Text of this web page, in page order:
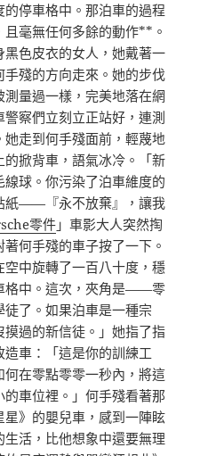
停車格中。那泊車的過程
毫無任何多餘的動作**。
色皮衣的女人，她戴著一
殘的方向走來。她的步伐
量過一樣，完美地落在網
察們立刻立正站好，連測
走到何手殘面前，輕蔑地
掀背車，語氣冰冷。「新
球。你污染了泊車維度的
紙——『永不放棄』，讓我
零件 」車影大人突然掏
何手殘的車子按了一下。
中旋轉了一百八十度，穩
格中。這次，夾角是——零
了。如果泊車是一種宗
過的新信徒。」她指了指
車：「這是你的訓練工
在零點零零一秒內，將這
車位裡。」何手殘看著那
》的嬰兒車，感到一陣眩
生活，比他想象中還要無理